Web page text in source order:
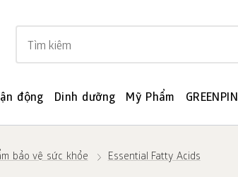
động Dinh dưỡng Mỹ Phẩm GREENPIN
bảo vệ sức khỏe Essential Fatty Acids